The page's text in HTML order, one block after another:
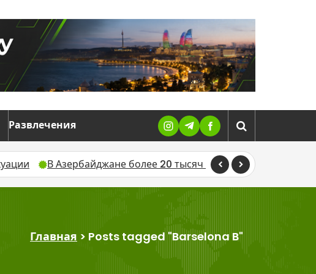
Развлечения
В Азербайджане более 20 тысяч человек получили пенсию
Главная > Posts tagged "Barselona B"